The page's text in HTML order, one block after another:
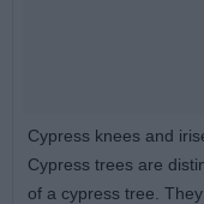
Cypress knees and
Cypress trees are
of a cypress tree.